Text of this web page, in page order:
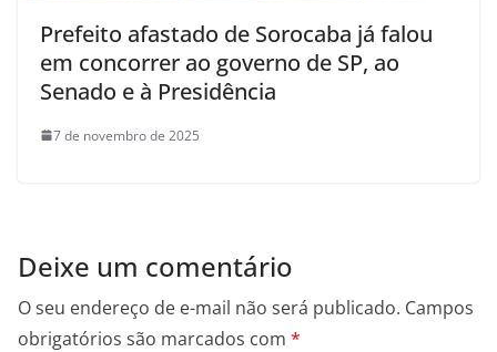
Prefeito afastado de Sorocaba já falou
em concorrer ao governo de SP, ao
Senado e à Presidência
7 de novembro de 2025
Deixe um comentário
O seu endereço de e-mail não será publicado. Campos
obrigatórios são marcados com *